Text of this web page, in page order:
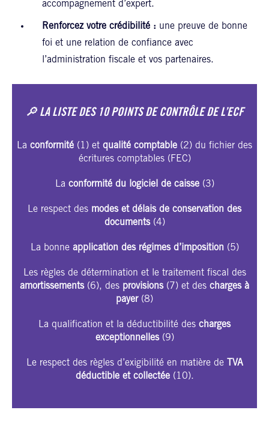
accompagnement d’expert.
Renforcez votre crédibilité : une preuve de bonne
foi et une relation de confiance avec
l’administration fiscale et vos partenaires.
🔎 LA LISTE DES 10 POINTS DE CONTRÔLE DE L’ECF
La conformité (1) et qualité comptable (2) du fichier des
écritures comptables (FEC)​
La conformité du logiciel de caisse(3)​
Le respect des modes et délais de conservation des
documents (4)​
La bonne application des régimes d’imposition (5)​
Les règles de détermination et le traitement fiscal des
amortissements(6), des provisions (7) et des charges à
payer(8)
La qualification et la déductibilité des charges
exceptionnelles (9)
Le respect des règles d’exigibilité en matière deTVA
déductible et collectée(10).